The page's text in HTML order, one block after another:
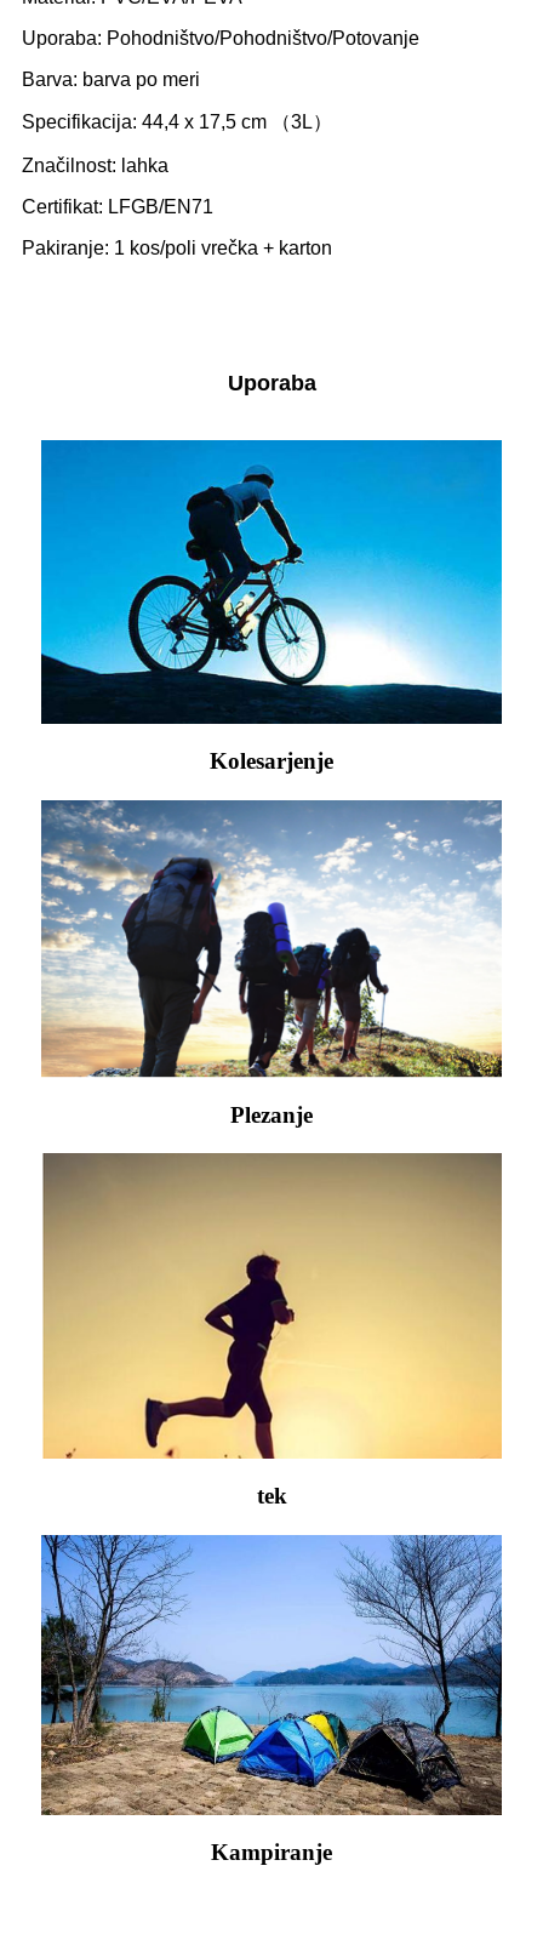
Uporaba: Pohodništvo/Pohodništvo/Potovanje
Barva: barva po meri
Specifikacija: 44,4 x 17,5 cm （3L）
Značilnost: lahka
Certifikat: LFGB/EN71
Pakiranje: 1 kos/poli vrečka + karton
Uporaba
Kolesarjenje
Plezanje
tek
Kampiranje